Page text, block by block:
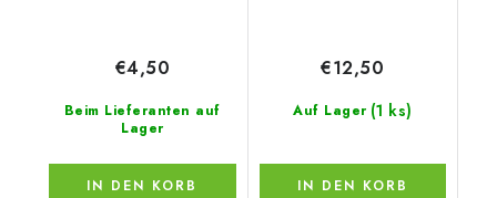
Beim Lieferanten auf
Lager
€4,50
IN DEN KORB
Auf Lager (1 ks)
€12,50
IN DEN KORB